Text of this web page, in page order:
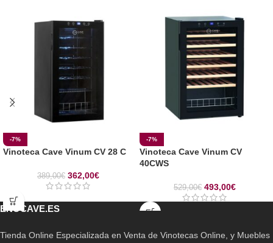
-7%
Vinoteca Cave Vinum CV 28 C
389,00€ 362,00€
-7%
Vinoteca Cave Vinum CV
40CWS
529,00€ 493,00€
ENOCAVE.ES
Tienda Online Especializada en Venta de Vinotecas Online, y Muebles